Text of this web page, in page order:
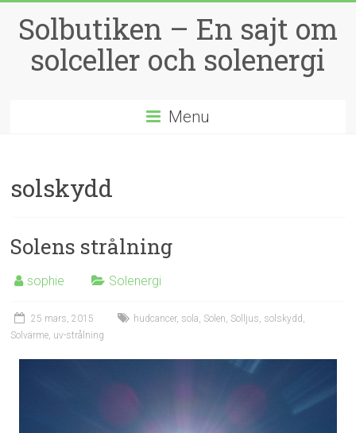
Solbutiken – En sajt om
solceller och solenergi
Menu
solskydd
Solens strålning
sophie Solenergi
25 mars, 2015 hudcancer, sola, Solen, Solljus, solskydd ,
Solvärme, uv-strålning